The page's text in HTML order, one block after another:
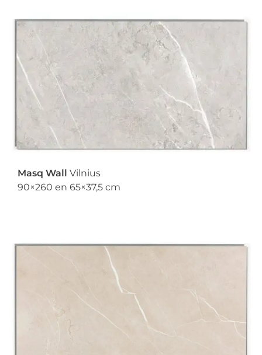
Masq Wall Vilnius
90×260 en 65×37,5 cm